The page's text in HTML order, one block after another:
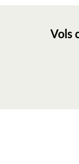
Vols